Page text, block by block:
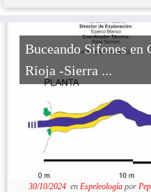
Buceando Sifones en
Rioja -Sierra ...
30/10/2024en Espeleología por